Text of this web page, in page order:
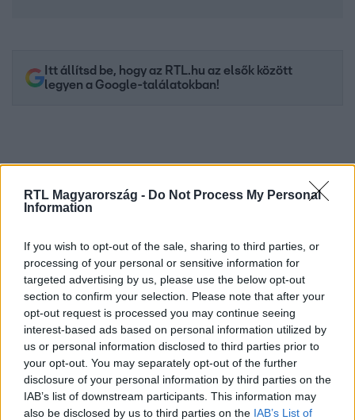
RTL Magyarország - Do Not Process My Personal
Information
If you wish to opt-out of the sale, sharing to third parties, or
processing of your personal or sensitive information for
targeted advertising by us, please use the below opt-out
section to confirm your selection. Please note that after your
opt-out request is processed you may continue seeing
interest-based ads based on personal information utilized by
us or personal information disclosed to third parties prior to
your opt-out. You may separately opt-out of the further
disclosure of your personal information by third parties on the
IAB’s list of downstream participants. This information may
also be disclosed by us to third parties on the IAB’s List of
Itt állítsd be, hogy az RTL.hu az elsők között
legyen a Google-találatokban!
Kövess minket, és értesülj a friss hírekről a
Facebookon is!